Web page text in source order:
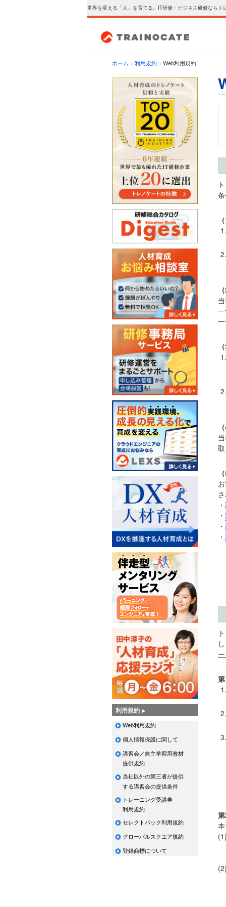
世界を変える「人」を育てる。IT研修・ビジネス研修ならト
ホーム > 利用規約 > Web利用規約
利用規約
Web利用規約
個人情報保護に関して
講習会／自主学習用教材
提供規約
当社以外の第三者が提供
する講習会の提供条件
トレーニング受講券
利用規約
セレクトパック利用規約
グローバルスクエア規約
登録商標について
・
・
・
・